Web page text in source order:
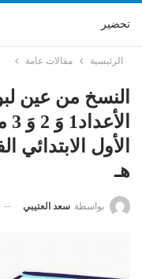
تحضير
الرئيسية مقالات عامة
النسخ من عين
هـ
بواسطة سعد العتيبي